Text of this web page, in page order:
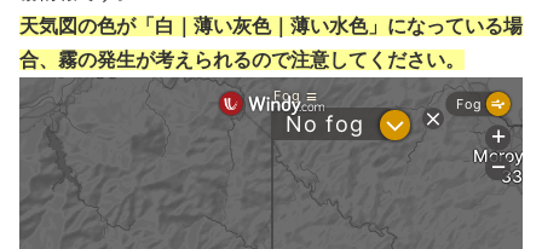
天気図の色が「白｜薄い灰色｜薄い水色」になっている場
合、霧の発生が考えられるので注意してください。